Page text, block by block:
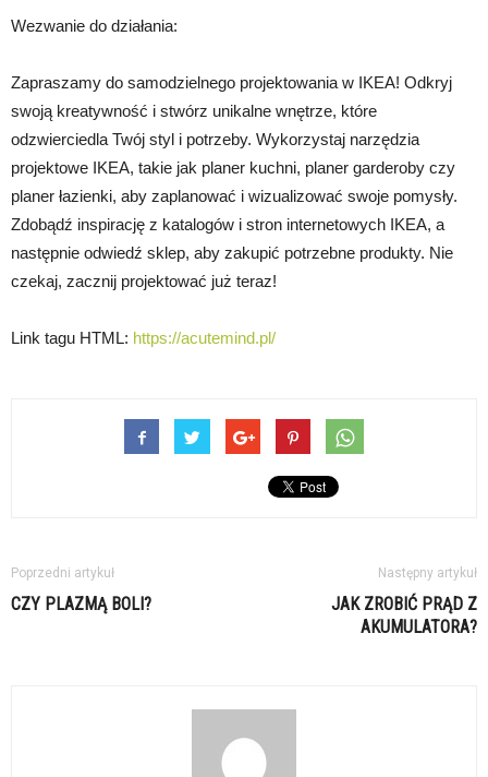
Wezwanie do działania:
Zapraszamy do samodzielnego projektowania w IKEA! Odkryj
swoją kreatywność i stwórz unikalne wnętrze, które
odzwierciedla Twój styl i potrzeby. Wykorzystaj narzędzia
projektowe IKEA, takie jak planer kuchni, planer garderoby czy
planer łazienki, aby zaplanować i wizualizować swoje pomysły.
Zdobądź inspirację z katalogów i stron internetowych IKEA, a
następnie odwiedź sklep, aby zakupić potrzebne produkty. Nie
czekaj, zacznij projektować już teraz!
Link tagu HTML: https://acutemind.pl/
Poprzedni artykuł
CZY PLAZMĄ BOLI?
Następny artykuł
JAK ZROBIĆ PRĄD Z
AKUMULATORA?